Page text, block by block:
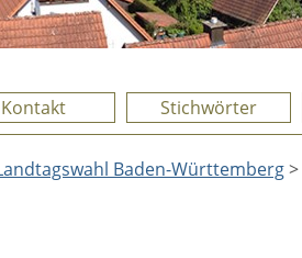
Kontakt Stichwörter
Baden-Württemberg>